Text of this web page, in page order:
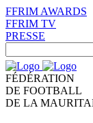
FFRIM AWARDS
FFRIM TV
PRESSE
FÉDÉRATION
DE FOOTBALL
DE LA